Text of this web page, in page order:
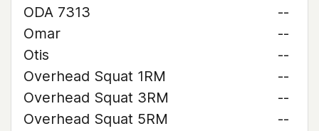
ODA 7313
--
Omar
--
Otis
--
Overhead Squat 1RM
--
Overhead Squat 3RM
--
Overhead Squat 5RM
--